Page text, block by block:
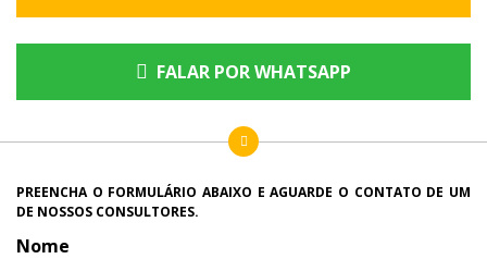
FALAR POR WHATSAPP
PREENCHA O FORMULÁRIO ABAIXO E AGUARDE O CONTATO DE UM
DE NOSSOS CONSULTORES.
Nome